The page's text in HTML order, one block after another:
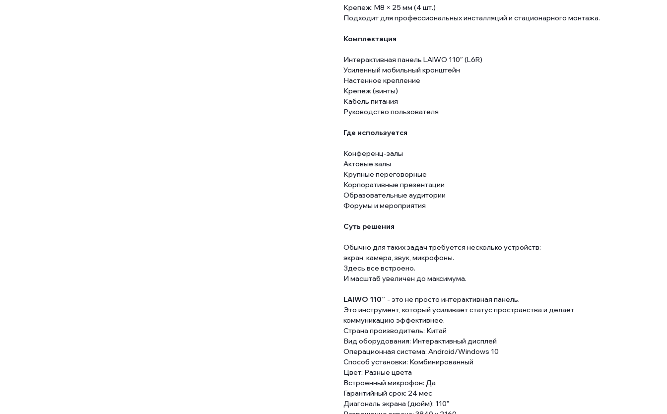
Крепеж: M8 × 25 мм (4 шт.)
Подходит для профессиональных инсталляций и стационарного монтажа.
Комплектация
Интерактивная панель LAIWO 110″ (L6R)
Усиленный мобильный кронштейн
Настенное крепление
Крепеж (винты)
Кабель питания
Руководство пользователя
Где используется
Конференц-залы
Актовые залы
Крупные переговорные
Корпоративные презентации
Образовательные аудитории
Форумы и мероприятия
Суть решения
Обычно для таких задач требуется несколько устройств:
экран, камера, звук, микрофоны.
Здесь все встроено.
И масштаб увеличен до максимума.
LAIWO 110″ - это не просто интерактивная панель.
Это инструмент, который усиливает статус пространства и делает
коммуникацию эффективнее.
Страна производитель: Китай
Вид оборудования: Интерактивный дисплей
Операционная система: Android/Windows 10
Способ установки: Комбинированный
Цвет: Разные цвета
Встроенный микрофон: Да
Гарантийный срок: 24 мес
Диагональ экрана (дюйм): 110"